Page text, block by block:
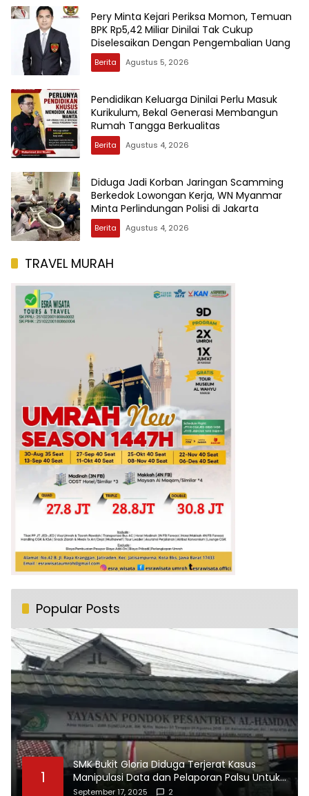
Pery Minta Kejari Periksa Momon, Temuan
BPK Rp5,42 Miliar Dinilai Tak Cukup
Diselesaikan Dengan Pengembalian Uang
Berita Agustus 5, 2026
Pendidikan Keluarga Dinilai Perlu Masuk
Kurikulum, Bekal Generasi Membangun
Rumah Tangga Berkualitas
Berita Agustus 4, 2026
Diduga Jadi Korban Jaringan Scamming
Berkedok Lowongan Kerja, WN Myanmar
Minta Perlindungan Polisi di Jakarta
Berita Agustus 4, 2026
TRAVEL MURAH
Popular Posts
1
SMK Bukit Gloria Diduga Terjerat Kasus
Manipulasi Data dan Pelaporan Palsu Untuk
Mendapatkan Dana Bos
September 17, 2025 2